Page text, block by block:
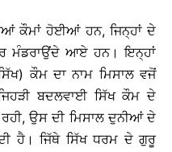
ਕੌਮਾਂ ਹੋਈਆਂ ਹਨ, ਜਿਨ੍ਹਾਂ ਦੇ
ਮੰਡਰਾਉਂਦੇ ਆਏ ਹਨ। ਇਨ੍ਹਾਂ
ਕੌਮ ਦਾ ਨਾਮ ਮਿਸਾਲ ਵਜੋਂ
ਬਦਲਵਾਈ ਸਿੱਖ ਕੌਮ ਦੇ
ਉਸ ਦੀ ਮਿਸਾਲ ਦੁਨੀਆਂ ਦੇ
ਹੈ। ਜਿੱਥੇ ਸਿੱਖ ਧਰਮ ਦੇ ਗੁਰੂ